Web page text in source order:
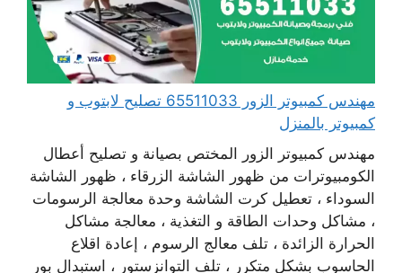
مهندس كمبيوتر الزور 65511033 تصليح لابتوب و
كمبيوتر بالمنزل
مهندس كمبيوتر الزور المختص بصيانة و تصليح أعطال
الكومبيوترات من ظهور الشاشة الزرقاء ، ظهور الشاشة
السوداء ، تعطيل كرت الشاشة وحدة معالجة الرسومات
، مشاكل وحدات الطاقة و التغذية ، معالجة مشاكل
الحرارة الزائدة ، تلف معالج الرسوم ، إعادة اقلاع
الحاسوب بشكل متكرر ، تلف التوانزستور ، استبدال بور